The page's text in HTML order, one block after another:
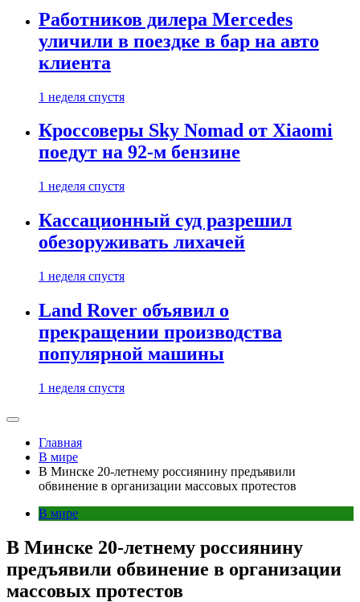
Работников дилера Mercedes
уличили в поездке в бар на авто
клиента
1 неделя спустя
Кроссоверы Sky Nomad от Xiaomi
поедут на 92-м бензине
1 неделя спустя
Кассационный суд разрешил
обезоруживать лихачей
1 неделя спустя
Land Rover объявил о
прекращении производства
популярной машины
1 неделя спустя
Главная
В мире
В Минске 20-летнему россиянину предъявили
обвинение в организации массовых протестов
В мире
В Минске 20-летнему россиянину
предъявили обвинение в организации
массовых протестов